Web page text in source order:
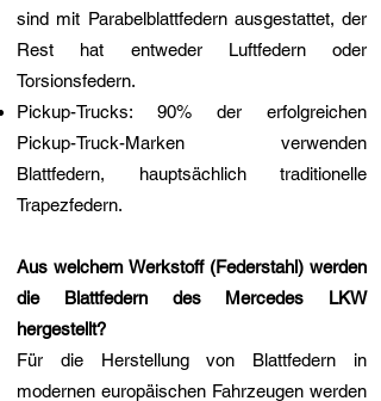
sind mit Parabelblattfedern ausgestattet, der
Rest hat entweder Luftfedern oder
Torsionsfedern.
Pickup-Trucks: 90% der erfolgreichen
Pickup-Truck-Marken verwenden
Blattfedern, hauptsächlich traditionelle
Trapezfedern.
Aus welchem Werkstoff (Federstahl) werden
die Blattfedern des Mercedes LKW
hergestellt?
Für die Herstellung von Blattfedern in
modernen europäischen Fahrzeugen werden